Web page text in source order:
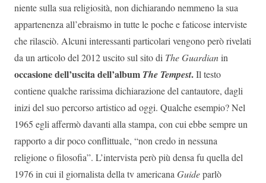
niente sulla sua religiosità, non dichiarando nemmeno la sua
appartenenza all’ebraismo in tutte le poche e faticose interviste
che rilasciò. Alcuni interessanti particolari vengono però rivelati
da un articolo del 2012 uscito sul sito di The Guardianin
occasione dell’uscita dell’album The Tempest.Il testo
contiene qualche rarissima dichiarazione del cantautore, dagli
inizi del suo percorso artistico ad oggi. Qualche esempio? Nel
1965 egli affermò davanti alla stampa, con cui ebbe sempre un
rapporto a dir poco conflittuale, “non credo in nessuna
religione o filosofia”. L’intervista però più densa fu quella del
1976 in cui il giornalista della tv americana Guideparlò